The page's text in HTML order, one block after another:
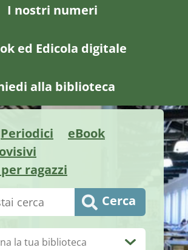
I nostri numeri
ed Edicola digitale
alla biblioteca
Periodici
eBook
ragazzi
Cerca